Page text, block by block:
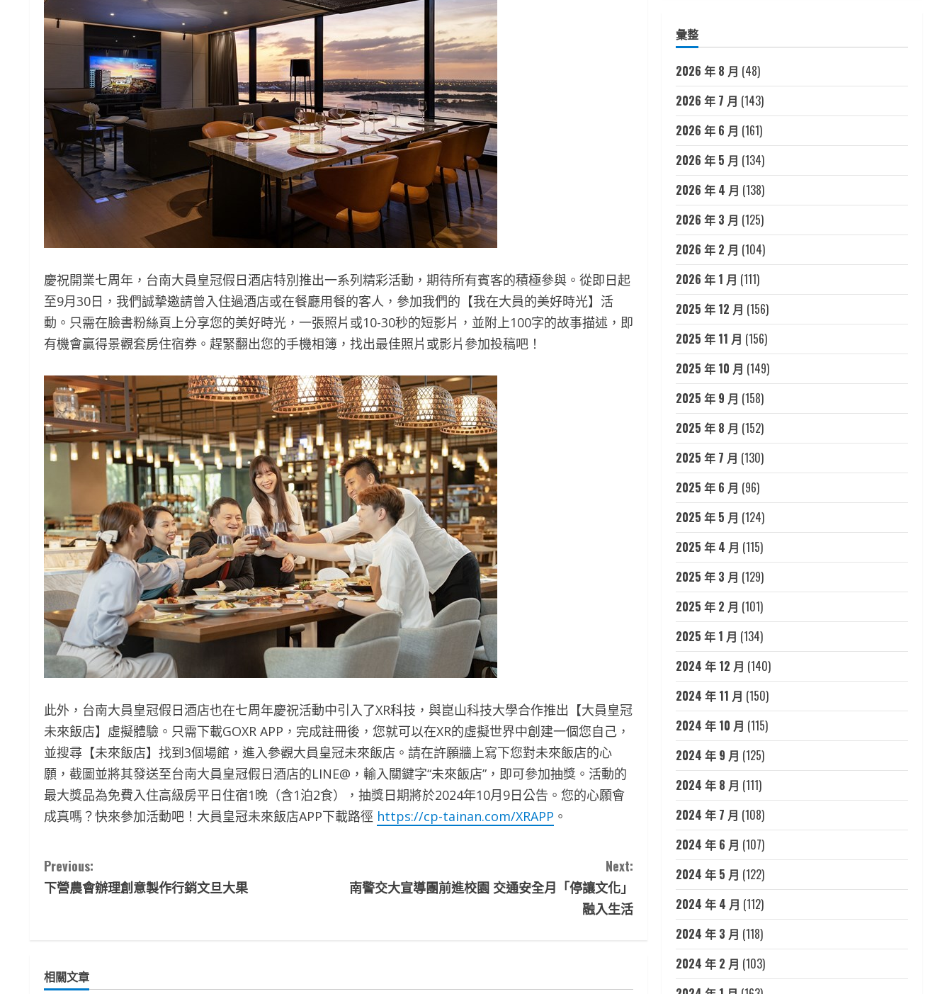
慶祝開業七周年，台南大員皇冠假日酒店特別推出一系列精彩活動，期待所有賓客的積極參與。從即日起
至9月30日，我們誠摯邀請曾入住過酒店或在餐廳用餐的客人，參加我們的【我在大員的美好時光】活
動。只需在臉書粉絲頁上分享您的美好時光，一張照片或10-30秒的短影片，並附上100字的故事描述，即
有機會贏得景觀套房住宿券。趕緊翻出您的手機相簿，找出最佳照片或影片參加投稿吧！
此外，台南大員皇冠假日酒店也在七周年慶祝活動中引入了XR科技，與崑山科技大學合作推出【大員皇冠
未來飯店】虛擬體驗。只需下載GOXR APP，完成註冊後，您就可以在XR的虛擬世界中創建一個您自己，
並搜尋【未來飯店】找到3個場館，進入參觀大員皇冠未來飯店。請在許願牆上寫下您對未來飯店的心
願，截圖並將其發送至台南大員皇冠假日酒店的LINE@，輸入關鍵字“未來飯店”，即可參加抽獎。活動的
最大獎品為免費入住高級房平日住宿1晚（含1泊2食），抽獎日期將於2024年10月9日公告。您的心願會
成真嗎？快來參加活動吧！大員皇冠未來飯店APP下載路徑 https://cp-tainan.com/XRAPP 。
C
o
Previous:
下營農會辦理創意製作行銷文旦大果
Next:
南警交大宣導團前進校園 交通安全月「停讓文化」
融入生活
相關文章
彙整
2026 年 8 月 (48)
2026 年 7 月 (143)
2026 年 6 月 (161)
2026 年 5 月 (134)
2026 年 4 月 (138)
2026 年 3 月 (125)
2026 年 2 月 (104)
2026 年 1 月 (111)
2025 年 12 月 (156)
2025 年 11 月 (156)
2025 年 10 月 (149)
2025 年 9 月 (158)
2025 年 8 月 (152)
2025 年 7 月 (130)
2025 年 6 月 (96)
2025 年 5 月 (124)
2025 年 4 月 (115)
2025 年 3 月 (129)
2025 年 2 月 (101)
2025 年 1 月 (134)
2024 年 12 月 (140)
2024 年 11 月 (150)
2024 年 10 月 (115)
2024 年 9 月 (125)
2024 年 8 月 (111)
2024 年 7 月 (108)
2024 年 6 月 (107)
2024 年 5 月 (122)
2024 年 4 月 (112)
2024 年 3 月 (118)
2024 年 2 月 (103)